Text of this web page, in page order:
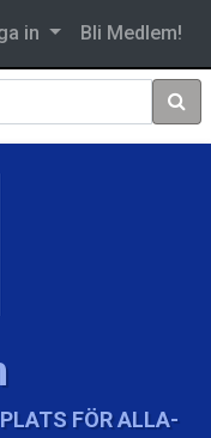
in Bli Medlem!
Sök
FÖR ALLA-